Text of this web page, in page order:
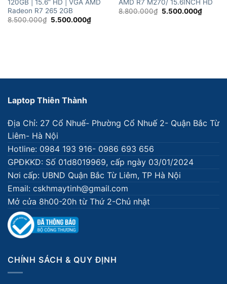
120GB | 15.6” HD | VGA AMD
Radeon R7 265 2GB
8.500.000₫ Giá
5.500.000₫Giá
hiện
AMD R7 M270/ 15.6INCH HD
8.800.000₫ Giá
5.500.000₫Giá
hiện
Laptop Thiên Thành
Địa Chỉ: 27 Cổ Nhuế- Phường Cổ Nhuế 2- Quận Bắc Từ
Liêm- Hà Nội
Hotline: 0984 193 916- 0986 693 656
GPĐKKD: Số 01d8019969, cấp ngày 03/01/2024
Nơi cấp: UBND Quận Bắc Từ Liêm, TP Hà Nội
Email: cskhmaytinh@gmail.com
Mở cửa 8h00-20h từ Thứ 2-Chủ nhật
CHÍNH SÁCH & QUY ĐỊNH